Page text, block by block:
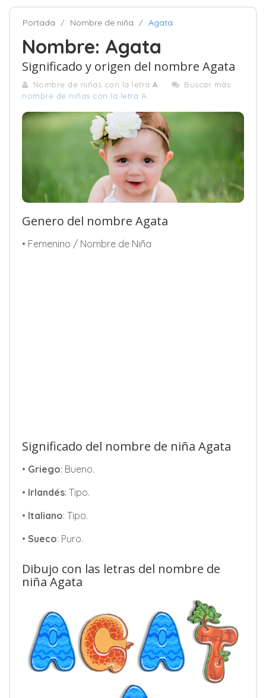
Portada Nombre de niña Agata
Nombre: Agata
Significado y origen del nombre Agata
Nombre de niñas con la letra A
Buscar más
nombre de niñas con la letra A
Genero del nombre Agata
• Femenino / Nombre de Niña
Significado del nombre de niña Agata
• Griego: Bueno.
• Irlandés: Tipo.
• Italiano: Tipo.
• Sueco: Puro.
Dibujo con las letras del nombre de
niña Agata